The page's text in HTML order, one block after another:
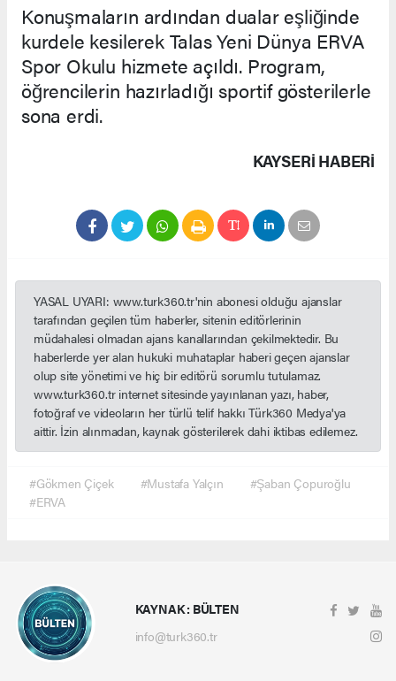
Konuşmaların ardından dualar eşliğinde
kurdele kesilerek Talas Yeni Dünya ERVA
Spor Okulu hizmete açıldı. Program,
öğrencilerin hazırladığı sportif gösterilerle
sona erdi.
KAYSERI HABERİ
YASAL UYARI: www.turk360.tr'nin abonesi olduğu ajanslar
tarafından geçilen tüm haberler, sitenin editörlerinin
müdahalesi olmadan ajans kanallarından çekilmektedir. Bu
haberlerde yer alan hukuki muhataplar haberi geçen ajanslar
olup site yönetimi ve hiç bir editörü sorumlu tutulamaz.
www.turk360.tr internet sitesinde yayınlanan yazı, haber,
fotoğraf ve videoların her türlü telif hakkı Türk360 Medya'ya
aittir. İzin alınmadan, kaynak gösterilerek dahi iktibas edilemez.
#Gökmen Çiçek #Mustafa Yalçın
#Şaban Çopuroğlu
#ERVA
KAYNAK : BÜLTEN
info@turk360.tr